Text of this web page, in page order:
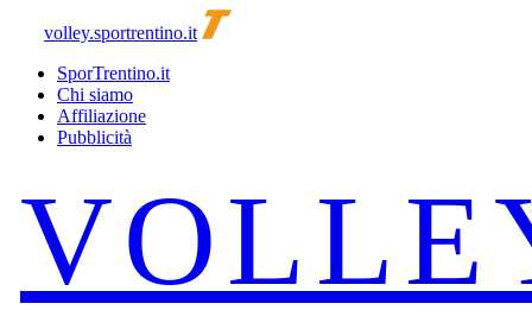
volley.sportrentino.it
SporTrentino.it
Chi siamo
Affiliazione
Pubblicità